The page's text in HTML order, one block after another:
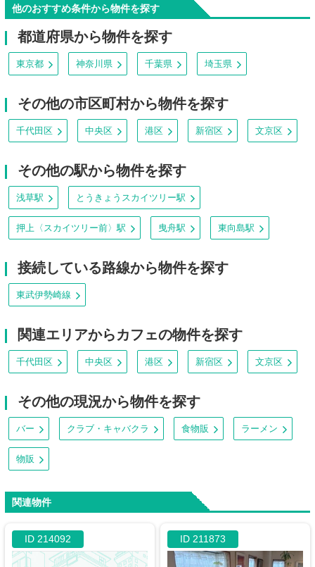
他のおすすめ条件から物件を探す
都道府県から物件を探す
東京都 神奈川県 千葉県 埼玉県
その他の市区町村から物件を探す
千代田区 中央区 港区 新宿区 文京区
その他の駅から物件を探す
浅草駅 とうきょうスカイツリー駅
押上〈スカイツリー前〉駅 曳舟駅 東向島駅
接続している路線から物件を探す
東武伊勢崎線
関連エリアからカフェの物件を探す
千代田区 中央区 港区 新宿区 文京区
その他の現況から物件を探す
バー クラブ・キャバクラ 食物販 ラーメン
物販
関連物件
ID 214092 ID 211873